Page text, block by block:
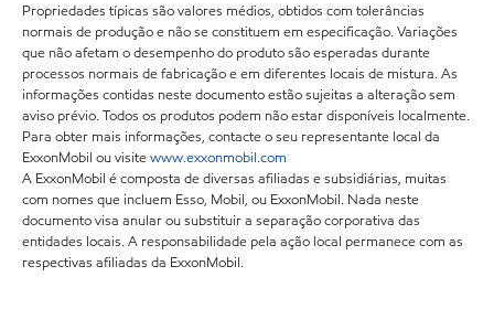
Propriedades típicas são valores médios, obtidos com tolerâncias
normais de produção e não se constituem em especificação. Variações
que não afetam o desempenho do produto são esperadas durante
processos normais de fabricação e em diferentes locais de mistura. As
informações contidas neste documento estão sujeitas a alteração sem
aviso prévio. Todos os produtos podem não estar disponíveis localmente.
Para obter mais informações, contacte o seu representante local da
ExxonMobil ou visitewww.exxonmobil.com
A ExxonMobil é composta de diversas afiliadas e subsidiárias, muitas
com nomes que incluem Esso, Mobil, ou ExxonMobil. Nada neste
documento visa anular ou substituir a separação corporativa das
entidades locais. A responsabilidade pela ação local permanece com as
respectivas afiliadas da ExxonMobil.